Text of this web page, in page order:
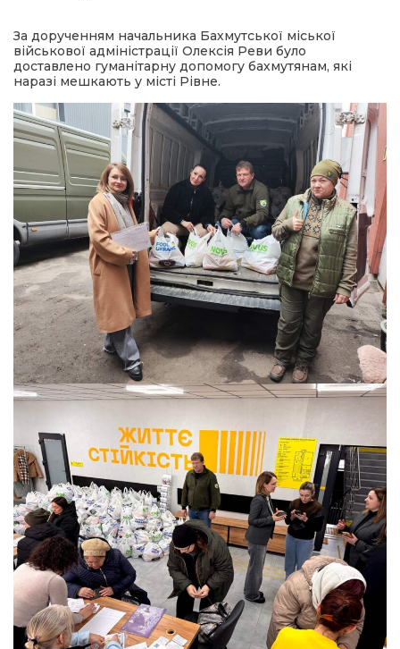
політика
місія
За дорученням начальника Бахмутської міської
військової адміністрації Олексія Реви було
доставлено гуманітарну допомогу бахмутянам, які
наразі мешкають у місті Рівне.